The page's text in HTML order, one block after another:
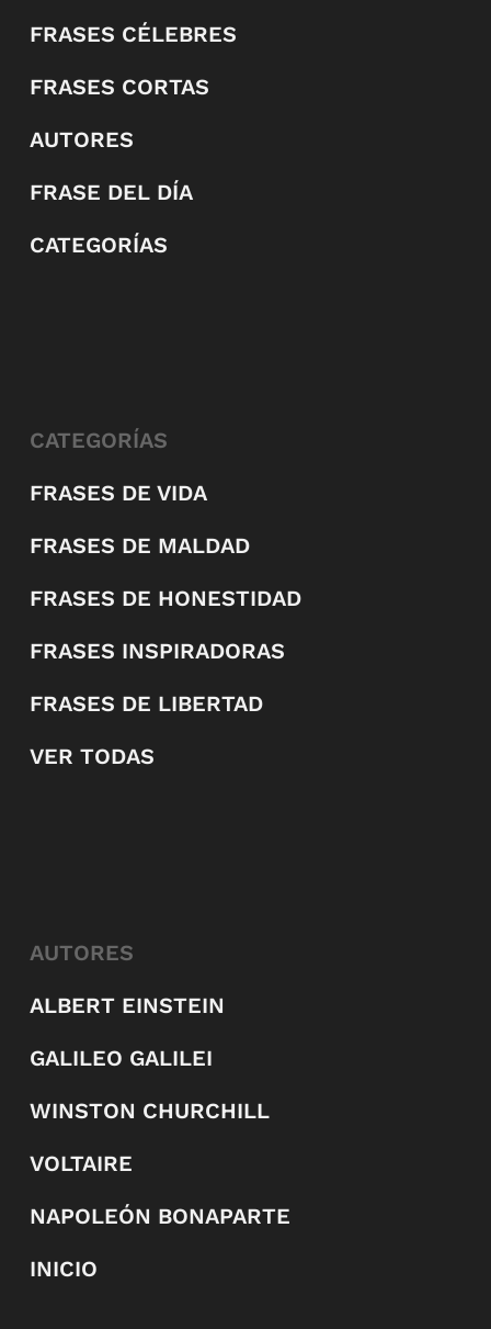
FRASES CÉLEBRES
FRASES CORTAS
AUTORES
FRASE DEL DÍA
CATEGORÍAS
CATEGORÍAS
FRASES DE VIDA
FRASES DE MALDAD
FRASES DE HONESTIDAD
FRASES INSPIRADORAS
FRASES DE LIBERTAD
VER TODAS
AUTORES
ALBERT EINSTEIN
GALILEO GALILEI
WINSTON CHURCHILL
VOLTAIRE
NAPOLEÓN BONAPARTE
INICIO